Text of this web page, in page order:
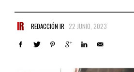
REDACCIÓN IR 22 JUNIO, 2023